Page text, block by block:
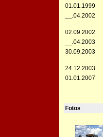
01.01.1999
__.04.2002
02.09.2002
__.04.2003
30.09.2003
24.12.2003
01.01.2007
Fotos